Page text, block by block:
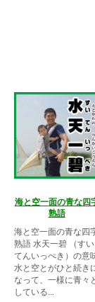
海と空一面の青な四
熟語
海と空一面の青な四
熟語 水天一碧 （すい
てんいっぺき）の意
水と空とがひと続き
なって、一様に青々
している...